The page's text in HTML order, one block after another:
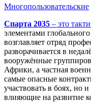
Многопользовательские
Спарта 2035 – это
элементами
возглавляет отряд
разворачивается в
вооружённые
Африки, а частная
самые опасные
участвовать в боях, но
влияющие на развитие